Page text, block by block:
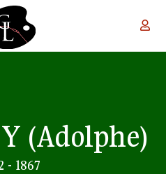
(Adolphe)
- 1867